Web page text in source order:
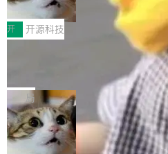
和销毁都太重了。一个 Agent 要执
只需要几毫秒的 CPU 时间，但容器
就绪要花数秒。如果未来有十...
函，也没选择庭外沉默。它在官网
文，标题只有六个字：Apple is
ng。 然后，它把邮件往来和
录全贴了出来。 他发错人了 苹果
iel Gross 来自 Weil 律所，2 月 23
给 OpenAI 总法律顾问 Che Chang
件，附了一封长信，要求 OpenAI
果员工带走机密信...
ddy鸿蒙PC版，说话就能干活的
搭子
全能AI工作台WorkBuddy鸿蒙PC版
I MatePad Edge应用市场，直接下
用，与鸿蒙电脑上的体验一致。值
这是目前市面上唯一支持平板接入
C版的产品，搭载“人机双写”重磅
你的，AI写AI的，同屏协作互不干
AI帮你干活，现在开启全新体验！
体验WorkBuddy鸿蒙PC版前，请将
atePad Edge 升级至 HarmonyOS
开 开源科技
FFmpeg 9.0 发布：代号“Lei”，
全球知名开源多媒体框架 FFmpeg
布了 9.0 版本。这个版本除了带来
处理能力和硬件加速支持之外，还
处：FFmpeg 9.0 的代号是“Lei”。
来自中国开发者雷霄骅（Lei
局
亚马逊成本失控：AI 写代码烧掉
万元，超预算 860%
外媒近日曝光了亚马逊的多份内部